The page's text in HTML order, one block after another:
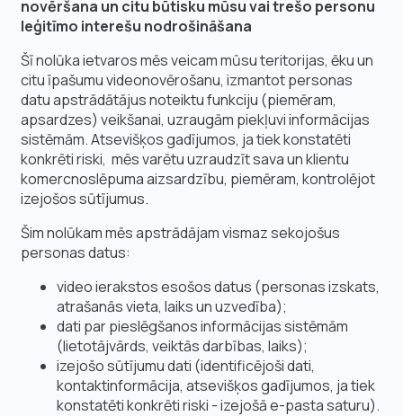
novēršana un citu būtisku mūsu vai trešo personu
leģitīmo interešu nodrošināšana
Šī nolūka ietvaros mēs veicam mūsu teritorijas, ēku un
citu īpašumu videonovērošanu, izmantot personas
datu apstrādātājus noteiktu funkciju (piemēram,
apsardzes) veikšanai, uzraugām piekļuvi informācijas
sistēmām. Atsevišķos gadījumos, ja tiek konstatēti
konkrēti riski, mēs varētu uzraudzīt sava un klientu
komercnoslēpuma aizsardzību, piemēram, kontrolējot
izejošos sūtījumus.
Šim nolūkam mēs apstrādājam vismaz sekojošus
personas datus:
video ierakstos esošos datus (personas izskats,
atrašanās vieta, laiks un uzvedība);
dati par pieslēgšanos informācijas sistēmām
(lietotājvārds, veiktās darbības, laiks);
izejošo sūtījumu dati (identificējoši dati,
kontaktinformācija, atsevišķos gadījumos, ja tiek
konstatēti konkrēti riski - izejošā e-pasta saturu).